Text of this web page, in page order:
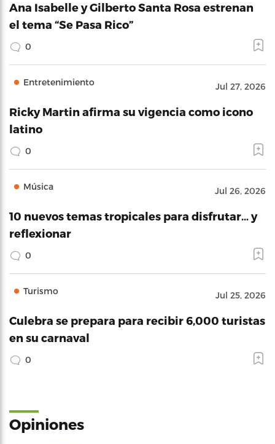
Ana Isabelle y Gilberto Santa Rosa estrenan
el tema “Se Pasa Rico”
0
Entretenimiento Jul 27, 2026
Ricky Martin afirma su vigencia como icono
latino
0
Música Jul 26, 2026
10 nuevos temas tropicales para disfrutar… y
reflexionar
0
Turismo Jul 25, 2026
Culebra se prepara para recibir 6,000 turistas
en su carnaval
0
Opiniones